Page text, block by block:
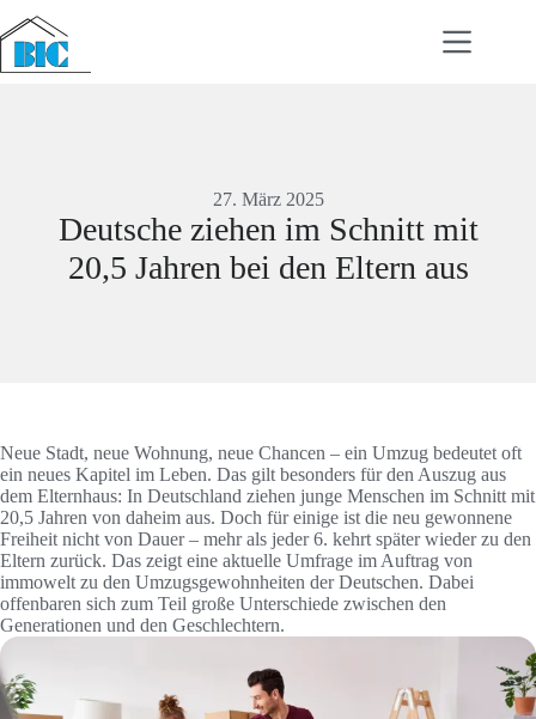
Inhalt
springen
27. März 2025
Deutsche ziehen im Schnitt mit
20,5 Jahren bei den Eltern aus
Neue Stadt, neue Wohnung, neue Chancen – ein Umzug bedeutet oft
ein neues Kapitel im Leben. Das gilt besonders für den Auszug aus
dem Elternhaus: In Deutschland ziehen junge Menschen im Schnitt mit
20,5 Jahren von daheim aus. Doch für einige ist die neu gewonnene
Freiheit nicht von Dauer – mehr als jeder 6. kehrt später wieder zu den
Eltern zurück. Das zeigt eine aktuelle Umfrage im Auftrag von
immowelt zu den Umzugsgewohnheiten der Deutschen. Dabei
offenbaren sich zum Teil große Unterschiede zwischen den
Generationen und den Geschlechtern.